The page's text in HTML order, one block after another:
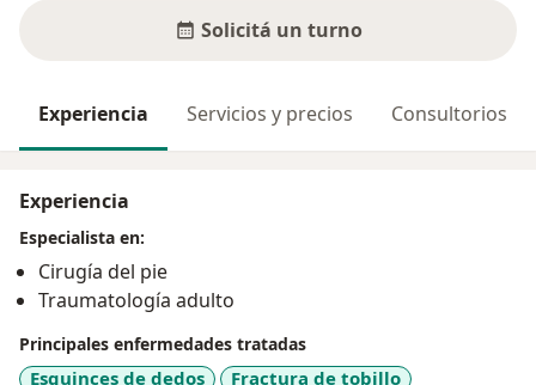
Solicitá un turno
Experiencia Servicios y precios Consultorios
Experiencia
Especialista en:
Cirugía del pie
Traumatología adulto
Principales enfermedades tratadas
Esguinces de dedos
Fractura de tobillo